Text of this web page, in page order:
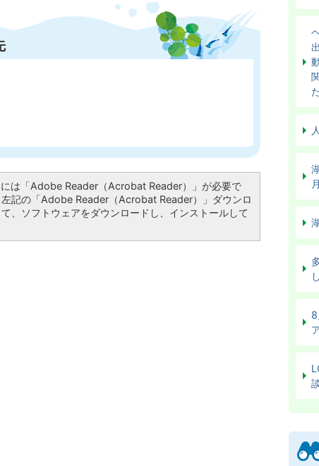
には「Adobe Reader（Acrobat Reader）」が必要で
記の「Adobe Reader（Acrobat Reader）」ダウンロ
、ソフトウェアをダウンロードし、インストールして
た